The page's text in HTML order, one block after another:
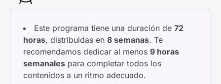
Este programa tiene una duración de 72
horas, distribuidas en 8 semanas. Te
recomendamos dedicar al menos 9 horas
semanales para completar todos los
contenidos a un ritmo adecuado.